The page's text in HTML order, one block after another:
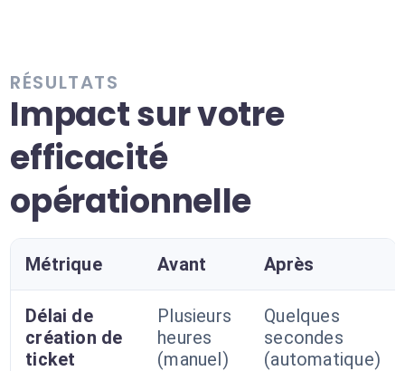
RÉSULTATS
Impact sur votre
efficacité
opérationnelle
Métrique Avant Après
Délai de
création de
ticket
Plusieurs
heures
(manuel)
Quelques
secondes
(automatique)